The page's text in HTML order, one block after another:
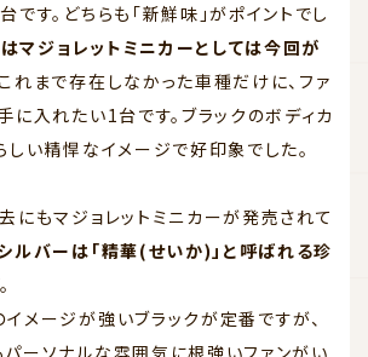
す。どちらも「新鮮味」がポイントでし
マジョレットミニカーとしては今回が
これまで存在しなかった車種だけに、ファ
に入れたい1台です。ブラックのボディカ
しい精悍なイメージで好印象でした。
にもマジョレットミニカーが発売されて
ルバーは「精華(せいか)」と呼ばれる珍
。
メージが強いブラックが定番ですが、